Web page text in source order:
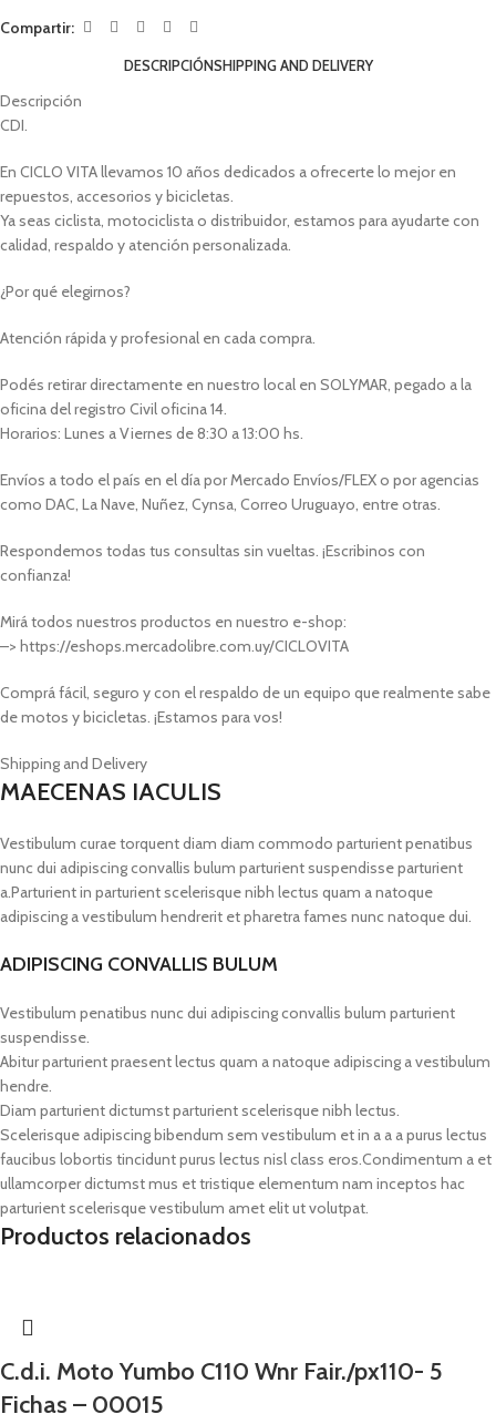
Compartir:
DESCRIPCIÓNSHIPPING AND DELIVERY
Descripción
CDI.
En CICLO VITA llevamos 10 años dedicados a ofrecerte lo mejor en
repuestos, accesorios y bicicletas.
Ya seas ciclista, motociclista o distribuidor, estamos para ayudarte con
calidad, respaldo y atención personalizada.
¿Por qué elegirnos?
Atención rápida y profesional en cada compra.
Podés retirar directamente en nuestro local en SOLYMAR, pegado a la
oficina del registro Civil oficina 14.
Horarios: Lunes a Viernes de 8:30 a 13:00 hs.
Envíos a todo el país en el día por Mercado Envíos/FLEX o por agencias
como DAC, La Nave, Nuñez, Cynsa, Correo Uruguayo, entre otras.
Respondemos todas tus consultas sin vueltas. ¡Escribinos con
confianza!
Mirá todos nuestros productos en nuestro e-shop:
–> https://eshops.mercadolibre.com.uy/CICLOVITA
Comprá fácil, seguro y con el respaldo de un equipo que realmente sabe
de motos y bicicletas. ¡Estamos para vos!
Shipping and Delivery
MAECENAS IACULIS
Vestibulum curae torquent diam diam commodo parturient penatibus
nunc dui adipiscing convallis bulum parturient suspendisse parturient
a.Parturient in parturient scelerisque nibh lectus quam a natoque
adipiscing a vestibulum hendrerit et pharetra fames nunc natoque dui.
ADIPISCING CONVALLIS BULUM
Vestibulum penatibus nunc dui adipiscing convallis bulum parturient
suspendisse.
Abitur parturient praesent lectus quam a natoque adipiscing a vestibulum
hendre.
Diam parturient dictumst parturient scelerisque nibh lectus.
Scelerisque adipiscing bibendum sem vestibulum et in a a a purus lectus
faucibus lobortis tincidunt purus lectus nisl class eros.Condimentum a et
ullamcorper dictumst mus et tristique elementum nam inceptos hac
parturient scelerisque vestibulum amet elit ut volutpat.
Productos relacionados
C.d.i. Moto Yumbo C110 Wnr Fair./px110- 5
Fichas – 00015